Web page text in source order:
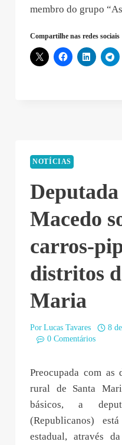
membro do grupo
Compartilhe nas redes sociais
NOTÍCIAS
Macedo
carros-
distritos
Maria
Por Lucas Tavares
8
0 Comentários
Preocupada com as
rural de Santa
básicos, a
(Republicanos)
estadual, através